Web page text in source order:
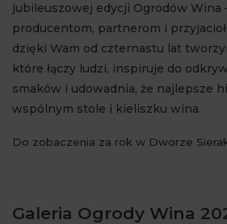
jubileuszowej edycji Ogrodów Wina
producentom, partnerom i
dzięki Wam od czternastu lat
które łączy ludzi, inspiruje do
smaków i udowadnia, że najlepsze
wspólnym stole i kieliszku wina.
Do zobaczenia za rok w Dworze
Galeria Ogrody Wina